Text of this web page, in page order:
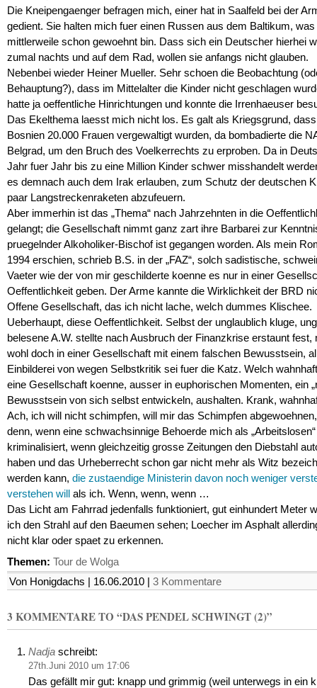
Die Kneipengaenger befragen mich, einer hat in Saalfeld bei der
gedient. Sie halten mich fuer einen Russen aus dem Baltikum,
mittlerweile schon gewoehnt bin. Dass sich ein Deutscher hierhei
zumal nachts und auf dem Rad, wollen sie anfangs nicht glauben.
Nebenbei wieder Heiner Mueller. Sehr schoen die Beobachtung
Behauptung?), dass im Mittelalter die Kinder nicht geschlagen
hatte ja oeffentliche Hinrichtungen und konnte die Irrenhaeuser
Das Ekelthema laesst mich nicht los. Es galt als Kriegsgrund,
Bosnien 20.000 Frauen vergewaltigt wurden, da bombadierte die
Belgrad, um den Bruch des Voelkerrechts zu erproben. Da in
Jahr fuer Jahr bis zu eine Million Kinder schwer misshandelt
es demnach auch dem Irak erlauben, zum Schutz der deutschen
paar Langstreckenraketen abzufeuern.
Aber immerhin ist das „Thema“ nach Jahrzehnten in die
gelangt; die Gesellschaft nimmt ganz zart ihre Barbarei zur
pruegelnder Alkoholiker-Bischof ist gegangen worden. Als mein
1994 erschien, schrieb B.S. in der „FAZ“, solch sadistische,
Vaeter wie der von mir geschilderte koenne es nur in einer
Oeffentlichkeit geben. Der Arme kannte die Wirklichkeit der BRD
Offene Gesellschaft, das ich nicht lache, welch dummes Klischee.
Ueberhaupt, diese Oeffentlichkeit. Selbst der unglaublich kluge,
belesene A.W. stellte nach Ausbruch der Finanzkrise erstaunt fest,
wohl doch in einer Gesellschaft mit einem falschen Bewusstsein,
Einbilderei von wegen Selbstkritik sei fuer die Katz. Welch
eine Gesellschaft koenne, ausser in euphorischen Momenten, ein
Bewusstsein von sich selbst entwickeln, aushalten. Krank,
Ach, ich will nicht schimpfen, will mir das Schimpfen
denn, wenn eine schwachsinnige Behoerde mich als „Arbeitslosen“
kriminalisiert, wenn gleichzeitig grosse Zeitungen den Diebstahl
haben und das Urheberrecht schon gar nicht mehr als Witz
werden kann, die zustaendige Ministerin davon noch weniger
verstehen will als ich. Wenn, wenn, wenn …
Das Licht am Fahrrad jedenfalls funktioniert, gut einhundert Meter
ich den Strahl auf den Baeumen sehen; Loecher im Asphalt
nicht klar oder spaet zu erkennen.
Themen: Tour de Wolga
Von Honigdachs | 16.06.2010 | 3 Kommentare
3 KOMMENTARE TO “DAS PENDEL SCHWINGT (2)”
Nadja schreibt:
27th.Juni 2010 um 17:06
Das gefällt mir gut: knapp und grimmig (weil unterwegs in ein